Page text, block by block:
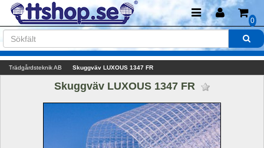
0
Trädgårdsteknik AB Skuggväv LUXOUS 1347 FR
Skuggväv LUXOUS 1347 FR